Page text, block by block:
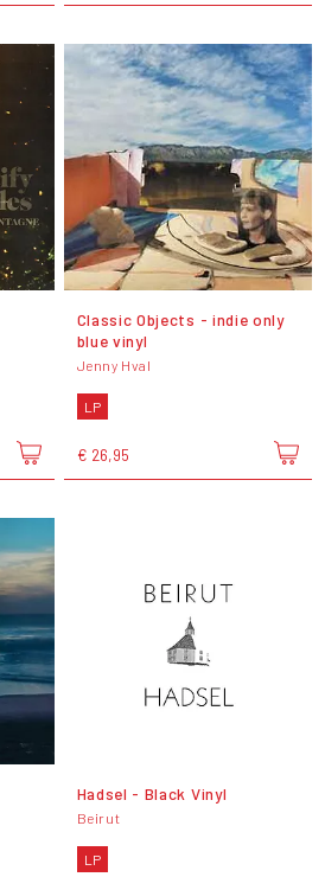
Classic Objects - indie only
blue vinyl
Jenny Hval
LP
€ 26,95
Hadsel - Black Vinyl
Beirut
LP